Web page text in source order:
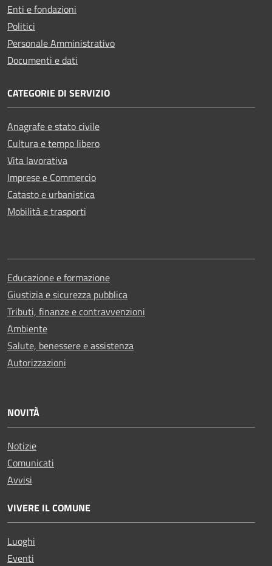
Enti e fondazioni
Politici
Personale Amministrativo
Documenti e dati
CATEGORIE DI SERVIZIO
Anagrafe e stato civile
Cultura e tempo libero
Vita lavorativa
Imprese e Commercio
Catasto e urbanistica
Mobilità e trasporti
Educazione e formazione
Giustizia e sicurezza pubblica
Tributi, finanze e contravvenzioni
Ambiente
Salute, benessere e assistenza
Autorizzazioni
NOVITÀ
Notizie
Comunicati
Avvisi
VIVERE IL COMUNE
Luoghi
Eventi